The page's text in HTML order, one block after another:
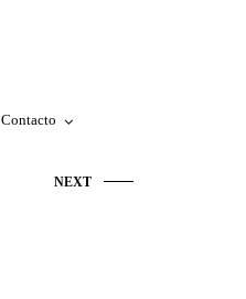
Contacto
NEXT